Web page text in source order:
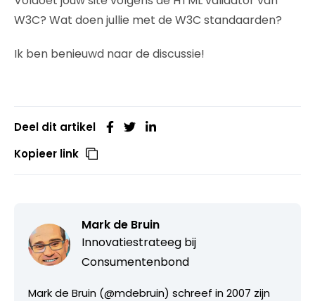
W3C? Wat doen jullie met de W3C standaarden?
Ik ben benieuwd naar de discussie!
Deel dit artikel
Kopieer link
Mark de Bruin
Innovatiestrateeg bij
Consumentenbond
Mark de Bruin (@mdebruin) schreef in 2007 zijn